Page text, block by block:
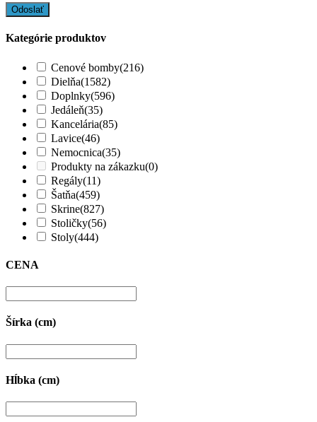
Kategórie produktov
Cenové bomby(216)
Dielňa(1582)
Doplnky(596)
Jedáleň(35)
Kancelária(85)
Lavice(46)
Nemocnica(35)
Produkty na zákazku(0)
Regály(11)
Šatňa(459)
Skrine(827)
Stoličky(56)
Stoly(444)
CENA
Šírka (cm)
Hĺbka (cm)